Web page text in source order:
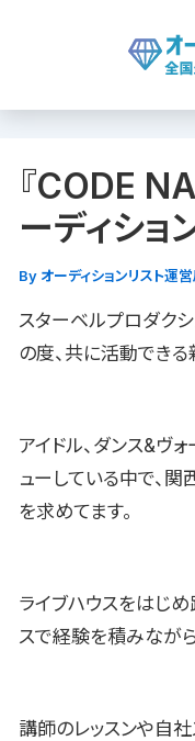
ス
『CODE
ーディショ
By オーディションリスト運
スターベルプロダク
の度、共に活動できる
アイドル、ダンス&ヴ
ューしている中で、
を求めてます。
ライブハウスをはじ
スで経験を積みなが
講師のレッスンや自